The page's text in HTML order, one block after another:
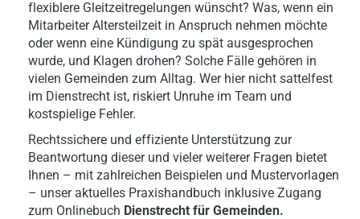
flexiblere Gleitzeitregelungen wünscht? Was, wenn ein
Mitarbeiter Altersteilzeit in Anspruch nehmen möchte
oder wenn eine Kündigung zu spät ausgesprochen
wurde, und Klagen drohen? Solche Fälle gehören in
vielen Gemeinden zum Alltag. Wer hier nicht sattelfest
im Dienstrecht ist, riskiert Unruhe im Team und
kostspielige Fehler.
Rechtssichere und effiziente Unterstützung zur
Beantwortung dieser und vieler weiterer Fragen bietet
Ihnen – mit zahlreichen Beispielen und Mustervorlagen
– unser aktuelles Praxishandbuch inklusive Zugang
zum Onlinebuch Dienstrecht für Gemeinden.